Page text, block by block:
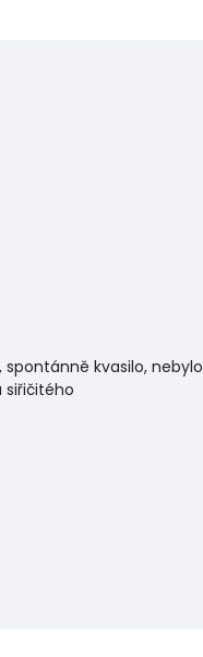
kvasilo, nebylo